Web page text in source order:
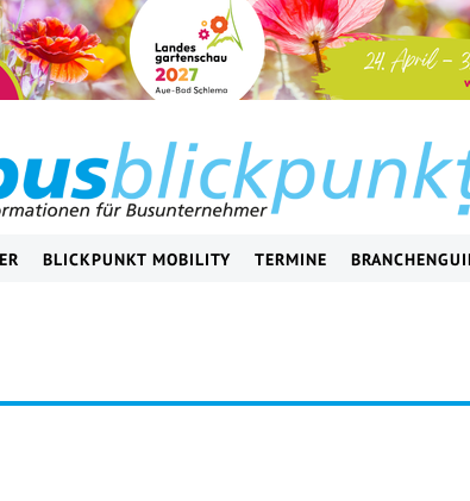
BLICKPUNKT MOBILITY TERMINE